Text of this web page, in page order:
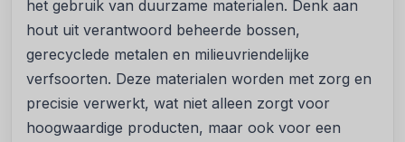
het gebruik van duurzame materialen. Denk aan
hout uit verantwoord beheerde bossen,
gerecyclede metalen en milieuvriendelijke
verfsoorten. Deze materialen worden met zorg en
precisie verwerkt, wat niet alleen zorgt voor
hoogwaardige producten, maar ook voor een